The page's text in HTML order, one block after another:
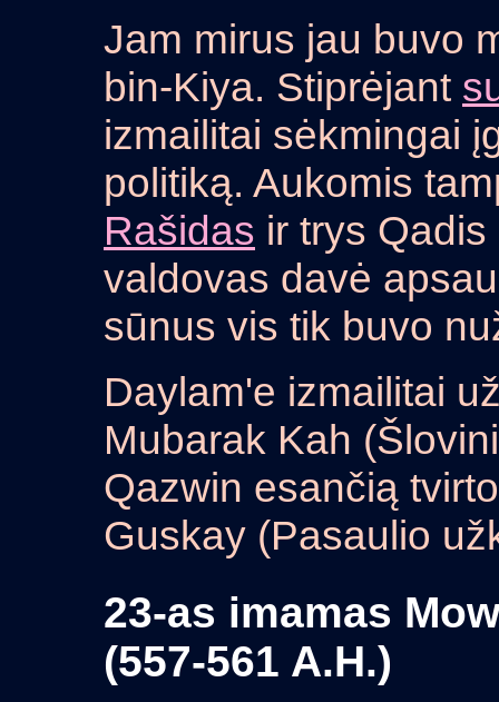
Jam mirus jau buvo
bin-Kiya. Stiprėjant
izmailitai sėkmingai
politiką. Aukomis
Rašidas ir trys
valdovas davė
sūnus vis tik buvo
Daylam'e izmailitai
Mubarak Kah
Qazwin esančią
Guskay (Pasaulio
23-as imamas
(557-561 A.H.)